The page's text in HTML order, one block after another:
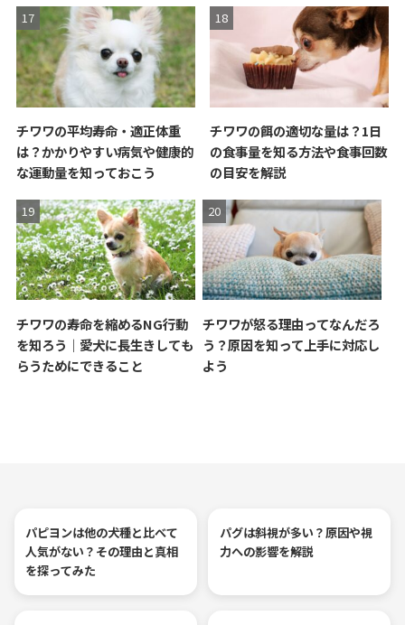
チワワの平均寿命・適正体重
は？かかりやすい病気や健康的
な運動量を知っておこう
チワワの餌の適切な量は？1日
の食事量を知る方法や食事回数
の目安を解説
チワワの寿命を縮めるNG行動
を知ろう｜愛犬に長生きしても
らうためにできること
チワワが怒る理由ってなんだろ
う？原因を知って上手に対応し
よう
パピヨンは他の犬種と比べて
人気がない？その理由と真相
を探ってみた
パグは斜視が多い？原因や視
力への影響を解説